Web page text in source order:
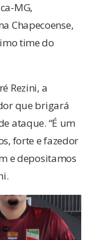
MG,
Chapecoense,
time do
Rezini, a
que brigará
ataque. “É um
forte e fazedor
e depositamos